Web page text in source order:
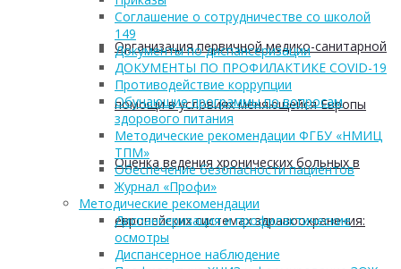
Организация первичной медико-санитарной
помощи в условиях меняющейся Европы
Оценка ведения хронических больных в
европейских системах здравоохранения:
Соглашение о сотрудничестве со школой
149
Документы по диспансеризации
ДОКУМЕНТЫ ПО ПРОФИЛАКТИКЕ COVID-19
Противодействие коррупции
Обучающие программы по вопросам
здорового питания
Методические рекомендации ФГБУ «НМИЦ
ТПМ»
Обеспечение безопасности пациентов
Журнал «Профи»
Методические рекомендации
Диспансеризация и профилактические
осмотры
Диспансерное наблюдение